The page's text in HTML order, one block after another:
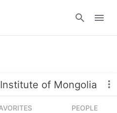
of Mongolia
PEOPLE